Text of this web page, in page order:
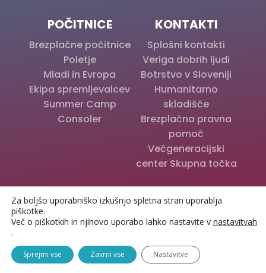
POČITNICE
Brezplačne počitnice
Poletje
Mladi in Evropa
Ekipa spremljevalcev
Summer Camp
Consoler
KONTAKTI
Splošni kontakti
Veriga dobrih ljudi
Botrstvo v Sloveniji
Humanitarno
skladišče
Brezplačna pravna
pomoč
Večgeneracijski
center Skupna točka
Varstvo osebnih podatkov | Izdelava spletnih strani:
www.splet99.net
Za boljšo uporabniško izkušnjo spletna stran uporablja
piškotke.
Več o piškotkih in njihovo uporabo lahko nastavite v nastavitvah
.
Sprejmi vse Zavrni vse Nastavitve